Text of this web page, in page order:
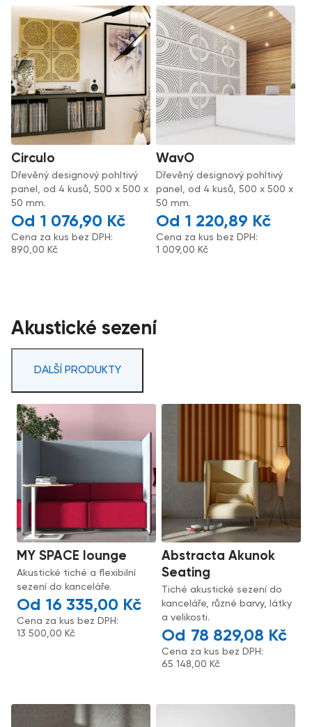
Circulo
Dřevěný designový pohltivý
panel, od 4 kusů, 500 x 500 x
50 mm.
1 076,90 Kč
Cena za kus bez DPH:
890,00 Kč
WavO
Dřevěný designový pohltivý
panel, od 4 kusů, 500 x 500 x
50 mm.
1 220,89 Kč
Cena za kus bez DPH:
1 009,00 Kč
Akustické sezení
DALŠÍ PRODUKTY
MY SPACE lounge
Akustické tiché a flexibilní
sezení do kanceláře.
16 335,00 Kč
Cena za kus bez DPH:
13 500,00 Kč
Abstracta Akunok
Seating
Tiché akustické sezení do
kanceláře, různé barvy, látky
a velikosti.
78 829,08 Kč
Cena za kus bez DPH:
65 148,00 Kč